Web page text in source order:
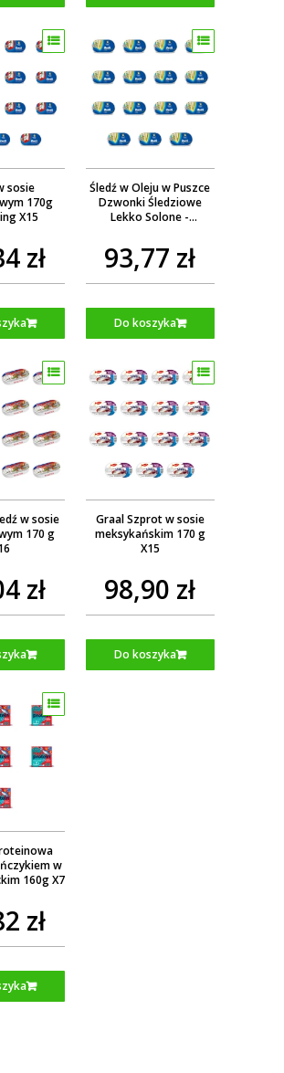
sosie
170g
X15
zł
Śledź w Oleju w Puszce
Dzwonki Śledziowe
Lekko Solone -
93,77 zł
Do koszyka
w sosie
170 g
zł
Graal Szprot w sosie
meksykańskim 170 g
X15
98,90 zł
Do koszyka
w
160g X7
zł